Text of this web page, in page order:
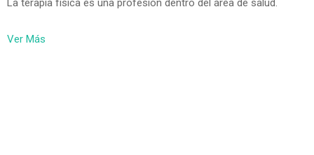
La terapia física es una profesión dentro del área de salud.
Ver Más